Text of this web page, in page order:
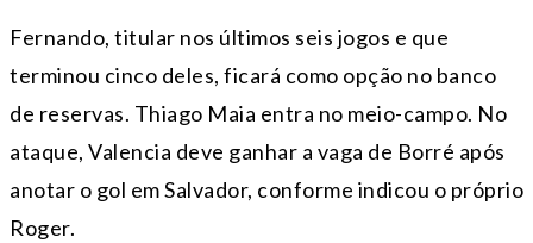
Fernando, titular nos últimos seis jogos e que
terminou cinco deles, ficará como opção no banco
de reservas. Thiago Maia entra no meio-campo. No
ataque, Valencia deve ganhar a vaga de Borré após
anotar o gol em Salvador, conforme indicou o próprio
Roger.